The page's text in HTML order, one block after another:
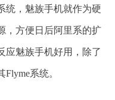
统，魅族手机就作为硬
，方便日后阿里系的扩
应魅族手机好用，除了
系统。